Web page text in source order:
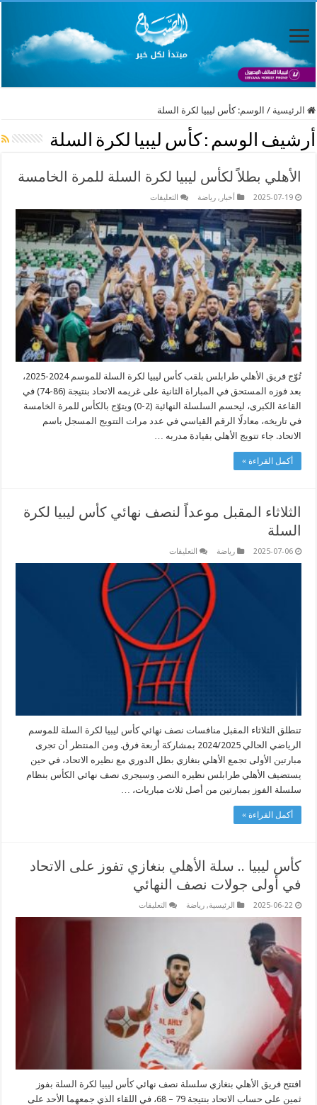
الرئيسية / الوسم:كأس ليبيا لكرة السلة
أرشيف الوسم : كأس ليبيا لكرة السلة
الأهلي بطلاً لكأس ليبيا لكرة السلة للمرة الخامسة
2025-07-19 أخبار ,رياضة التعليقات
بطلاً
لكأس
ليبيا
لكرة
السلة
الخامسة
مغلقة
تُوّج فريق الأهلي طرابلس بلقب كأس ليبيا لكرة السلة للموسم 2024-2025،
بعد فوزه المستحق في المباراة الثانية على غريمه الاتحاد بنتيجة (86-74) في
القاعة الكبرى، ليحسم السلسلة النهائية (2-0) ويتوّج بالكأس للمرة الخامسة
في تاريخه، معادلًا الرقم القياسي في عدد مرات التتويج المسجل باسم
الاتحاد. جاء تتويج الأهلي بقيادة مدربه …
أكمل القراءة »
الثلاثاء المقبل موعداً لنصف نهائي كأس ليبيا لكرة
السلة
2025-07-06 رياضة التعليقات
المقبل
موعداً
لنصف
نهائي
كأس
ليبيا
لكرة
السلة
مغلقة
تنطلق الثلاثاء المقبل منافسات نصف نهائي كأس ليبيا لكرة السلة للموسم
الرياضي الحالي 2024/2025 بمشاركة أربعة فرق. ومن المنتظر أن تجرى
مبارتين الأولى تجمع الأهلي بنغازي بطل الدوري مع نظيره الاتحاد، في حين
يستضيف الأهلي طرابلس نظيره النصر. وسيجرى نصف نهائي الكأس بنظام
سلسلة الفوز بمبارتين من أصل ثلاث مباريات، …
أكمل القراءة »
كأس ليبيا .. سلة الأهلي بنغازي تفوز على الاتحاد
في أولى جولات نصف النهائي
2025-06-22 الرئيسية,رياضة التعليقات
أولى
جولات
نصف
النهائي
افتتح فريق الأهلي بنغازي سلسلة نصف نهائي كأس ليبيا لكرة السلة بفوز
ثمين على حساب الاتحاد بنتيجة 79 – 68، في اللقاء الذي جمعهما الأحد على